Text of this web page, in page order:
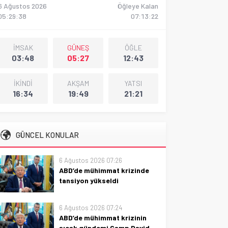
Ağustos 2026
Öğleye Kalan
07:13:21
İMSAK
03:48
GÜNEŞ
05:27
ÖĞLE
12:43
İKİNDİ
16:34
AKŞAM
19:49
YATSI
21:21
GÜNCEL KONULAR
6 Ağustos 2026 07:26
ABD’de mühimmat krizinde
tansiyon yükseldi
tansiyon yükseldi: stoklar ve
tedarik zinciri etkileri, savunma
6 Ağustos 2026 07:24
ABD’de mühimmat krizinin